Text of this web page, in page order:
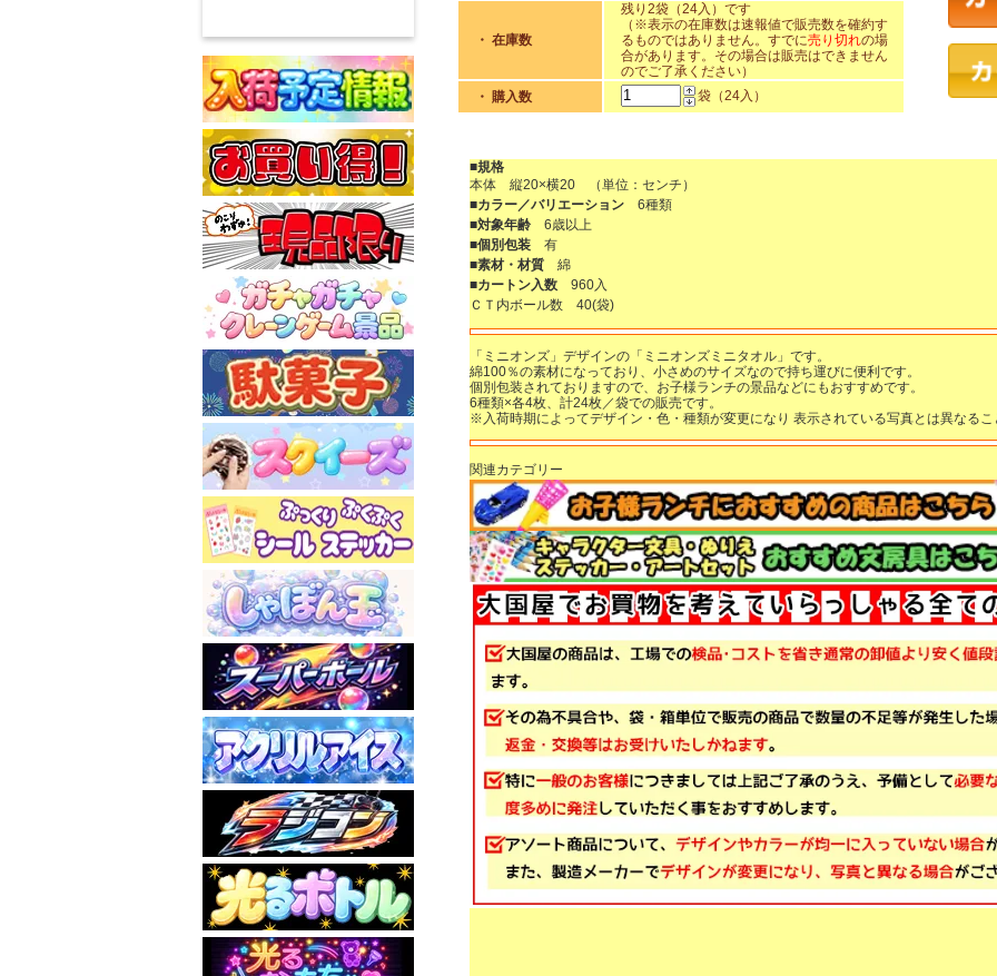
・ 在庫数
残り2袋（24入）です
（※表示の在庫数は速報値で販売数を確約す
るものではありません。すでに売り切れの場
合があります。その場合は販売はできません
のでご了承ください）
・ 購入数
袋（24入）
■規格
本体 縦20×横20 （単位：センチ）
■カラー／バリエーション 6種類
■対象年齢 6歳以上
■個別包装 有
■素材・材質 綿
■カートン入数 960入
ＣＴ内ボール数 40(袋)
「ミニオンズ」デザインの「ミニオンズミニタオル」です。
綿100％の素材になっており、小さめのサイズなので持ち運びに便利です。
個別包装されておりますので、お子様ランチの景品などにもおすすめです。
6種類×各4枚、計24枚／袋での販売です。
※入荷時期によってデザイン・色・種類が変更になり 表示されている写真とは異なるこ
関連カテゴリー